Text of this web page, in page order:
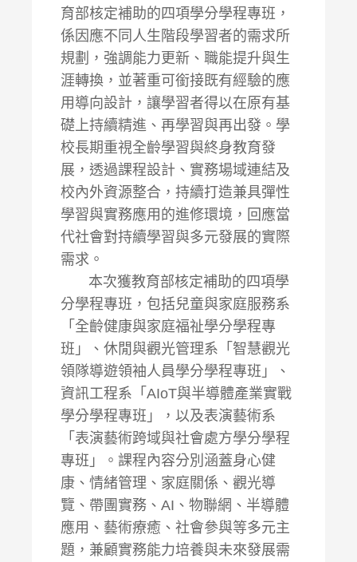
育部核定補助的四項學分學程專班，
係因應不同人生階段學習者的需求所
規劃，強調能力更新、職能提升與生
涯轉換，並著重可銜接既有經驗的應
用導向設計，讓學習者得以在原有基
礎上持續精進、再學習與再出發。學
校長期重視全齡學習與終身教育發
展，透過課程設計、實務場域連結及
校內外資源整合，持續打造兼具彈性
學習與實務應用的進修環境，回應當
代社會對持續學習與多元發展的實際
需求。
本次獲教育部核定補助的四項學
分學程專班，包括兒童與家庭服務系
「全齡健康與家庭福祉學分學程專
班」、休閒與觀光管理系「智慧觀光
領隊導遊領袖人員學分學程專班」、
資訊工程系「AIoT與半導體產業實戰
學分學程專班」，以及表演藝術系
「表演藝術跨域與社會處方學分學程
專班」。課程內容分別涵蓋身心健
康、情緒管理、家庭關係、觀光導
覽、帶團實務、AI、物聯網、半導體
應用、藝術療癒、社會參與等多元主
題，兼顧實務能力培養與未來發展需